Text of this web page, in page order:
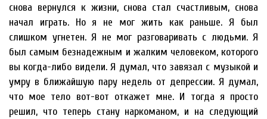
снова вернулся к жизни, снова стал счастливым, снова
начал играть. Но я не мог жить как раньше. Я был
слишком угнетен. Я не мог разговаривать с людьми. Я
был самым безнадежным и жалким человеком, которого
вы когда-либо видели. Я думал, что завязал с музыкой и
умру в ближайшую пару недель от депрессии. Я думал,
что мое тело вот-вот откажет мне. И тогда я просто
решил, что теперь стану наркоманом, и на следующий